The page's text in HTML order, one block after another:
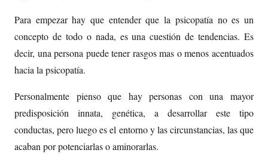
Para empezar hay que entender que la psicopatía no es un
concepto de todo o nada, es una cuestión de tendencias. Es
decir, una persona puede tener rasgos mas o menos acentuados
hacia la psicopatía.
Personalmente pienso que hay personas con una mayor
predisposición innata, genética, a desarrollar este tipo
conductas, pero luego es el entorno y las circunstancias, las que
acaban por potenciarlas o aminorarlas.